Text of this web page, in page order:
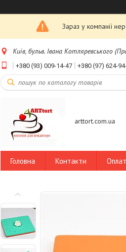
Зараз у компанії
Київ, бульв. Івана Котляревського
+380 (93) 009-14-47 +380 (97) 624-
arttort.com.ua
Головна Контакти